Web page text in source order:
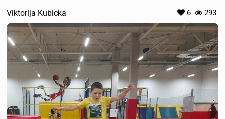
Viktorija Kubicka 6 293